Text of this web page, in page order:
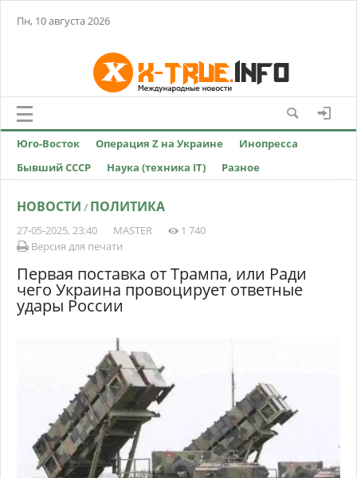
Пн, 10 августа 2026
Юго-Восток Операция Z на Украине
Инопресса
Бывший СССР
Наука (техника IT) Разное
НОВОСТИ / ПОЛИТИКА
27-05-2025, 23:40 MASTER
1 740
Версия для печати
Первая поставка от Трампа, или Ради
чего Украина провоцирует ответные
удары России